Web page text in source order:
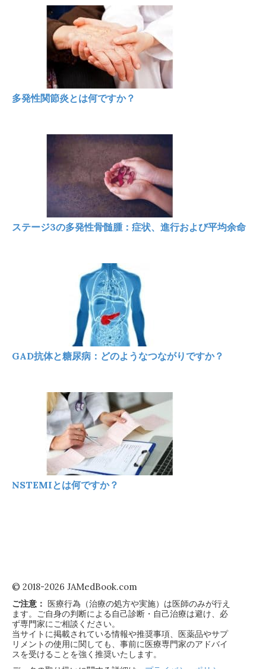
多発性関節炎とは何ですか？
ステージ3の多発性骨髄腫：症状、進行および平均余命
GAD抗体と糖尿病：どのようなつながりですか？
NSTEMIとは何ですか？
© 2018-2026 JAMedBook.com
ご注意： 医療行為（治療の処方や実施）は医師のみが行え
ます。ご自身の判断による自己診断・自己治療は避け、必
ず専門家にご相談ください。
当サイトに掲載されている情報や推奨事項、医薬品やサプ
リメントの使用に関しても、事前に医療専門家のアドバイ
スを受けることを強く推奨いたします。